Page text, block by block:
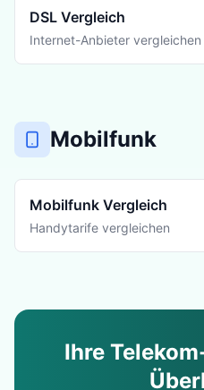
DSL Vergleich
Internet-Anbieter vergleichen
Mobilfunk
Mobilfunk Vergleich
Handytarife vergleichen
Ihre